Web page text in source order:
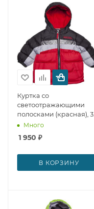
Куртка со
светоотражающими
полосками (красная), 3
года PacificTrail № 12098
Много
1 950 ₽
В КОРЗИНУ